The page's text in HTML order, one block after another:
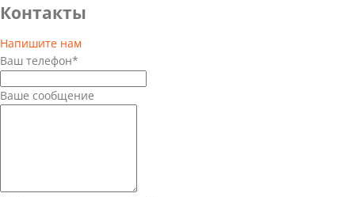
Контакты
Напишите нам
Ваш телефон*
Ваше сообщение